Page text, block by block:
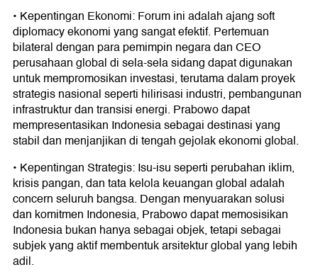
• Kepentingan Ekonomi: Forum ini adalah ajang soft
diplomacy ekonomi yang sangat efektif. Pertemuan
bilateral dengan para pemimpin negara dan CEO
perusahaan global di sela-sela sidang dapat digunakan
untuk mempromosikan investasi, terutama dalam proyek
strategis nasional seperti hilirisasi industri, pembangunan
infrastruktur dan transisi energi. Prabowo dapat
mempresentasikan Indonesia sebagai destinasi yang
stabil dan menjanjikan di tengah gejolak ekonomi global.
• Kepentingan Strategis: Isu-isu seperti perubahan iklim,
krisis pangan, dan tata kelola keuangan global adalah
concern seluruh bangsa. Dengan menyuarakan solusi
dan komitmen Indonesia, Prabowo dapat memosisikan
Indonesia bukan hanya sebagai objek, tetapi sebagai
subjek yang aktif membentuk arsitektur global yang lebih
adil.